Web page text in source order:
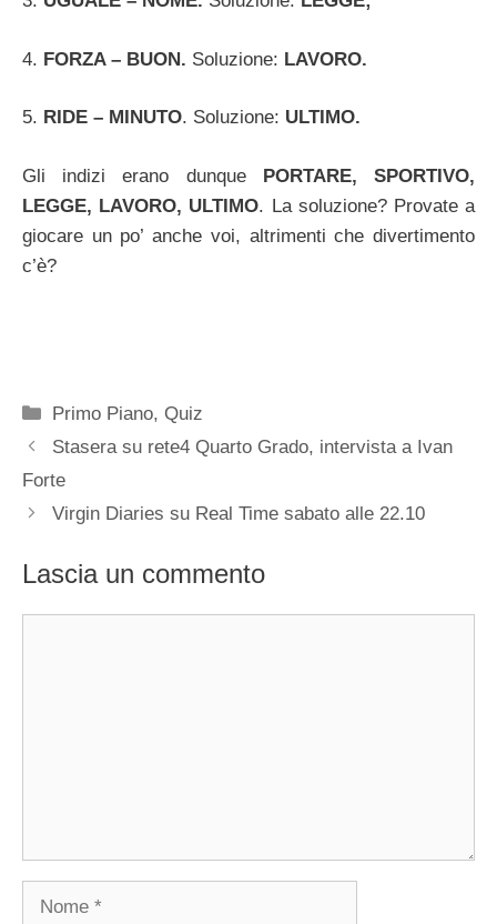
4. FORZA – BUON. Soluzione: LAVORO.
5. RIDE – MINUTO. Soluzione: ULTIMO.
Gli indizi erano dunque PORTARE, SPORTIVO,
LEGGE, LAVORO, ULTIMO. La soluzione? Provate a
giocare un po’ anche voi, altrimenti che divertimento
c’è?
Categorie
Primo Piano,Quiz
Stasera su rete4 Quarto Grado, intervista a Ivan
Forte
Virgin Diaries su Real Time sabato alle 22.10
Lascia un commento
Nome